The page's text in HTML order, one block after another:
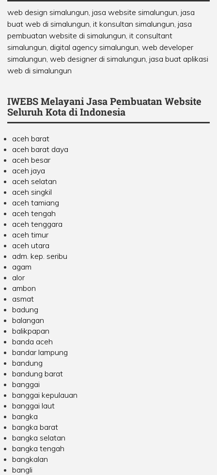
web design simalungun, jasa website simalungun, jasa
buat web di simalungun, it konsultan simalungun, jasa
pembuatan website di simalungun, it consultant
simalungun, digital agency simalungun, web developer
simalungun, web designer di simalungun, jasa buat aplikasi
web di simalungun
IWEBS Melayani Jasa Pembuatan Website
Seluruh Kota di Indonesia
aceh barat
aceh barat daya
aceh besar
aceh jaya
aceh selatan
aceh singkil
aceh tamiang
aceh tengah
aceh tenggara
aceh timur
aceh utara
adm. kep. seribu
agam
alor
ambon
asmat
badung
balangan
balikpapan
banda aceh
bandar lampung
bandung
bandung barat
banggai
banggai kepulauan
banggai laut
bangka
bangka barat
bangka selatan
bangka tengah
bangkalan
bangli